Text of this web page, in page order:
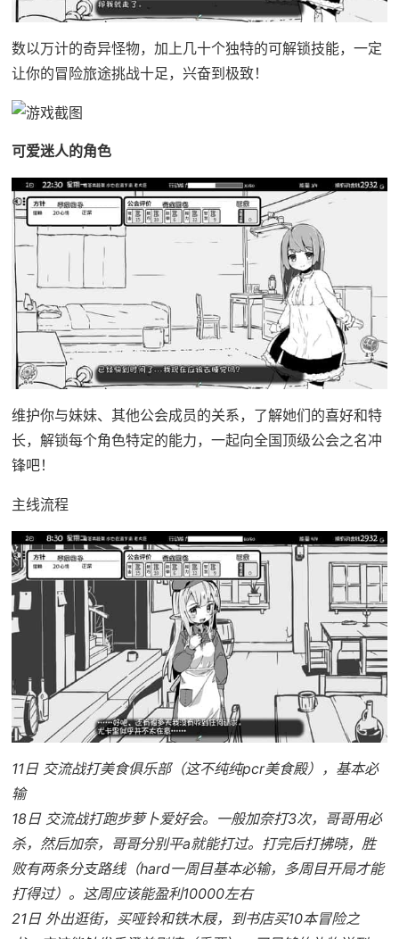
数以万计的奇异怪物，加上几十个独特的可解锁技能，一定
让你的冒险旅途挑战十足，兴奋到极致！
可爱迷人的角色
维护你与妹妹、其他公会成员的关系，了解她们的喜好和特
长，解锁每个角色特定的能力，一起向全国顶级公会之名冲
锋吧！
主线流程
11日 交流战打美食俱乐部（这不纯纯pcr美食殿），基本必
输
18日 交流战打跑步萝卜爱好会。一般加奈打3次，哥哥用必
杀，然后加奈，哥哥分别平a就能打过。打完后打拂晓，胜
败有两条分支路线（hard一周目基本必输，多周目开局才能
打得过）。这周应该能盈利10000左右
21日 外出逛街，买哑铃和铁木屐，到书店买10本冒险之